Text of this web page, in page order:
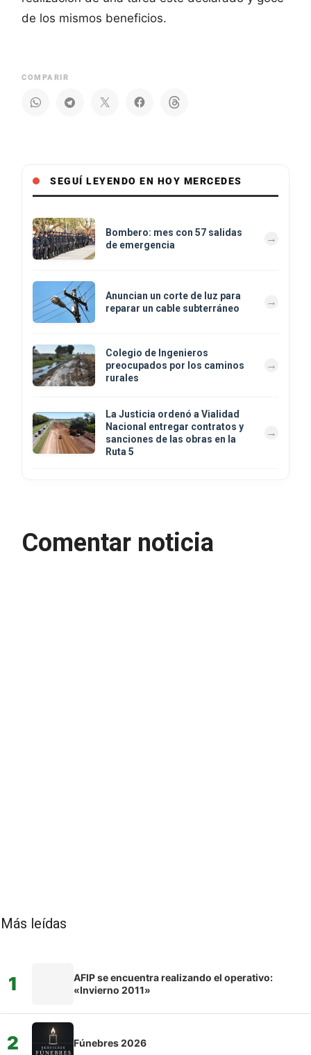
de los mismos beneficios.
COMPARIR
SEGUÍ LEYENDO EN HOY MERCEDES
Bombero: mes con 57 salidas
de emergencia
Anuncian un corte de luz para
reparar un cable subterráneo
Colegio de Ingenieros
preocupados por los caminos
rurales
La Justicia ordenó a Vialidad
Nacional entregar contratos y
sanciones de las obras en la
Ruta 5
Comentar noticia
Más leídas
1
AFIP se encuentra realizando el operativo:
«Invierno 2011»
2 Fúnebres 2026